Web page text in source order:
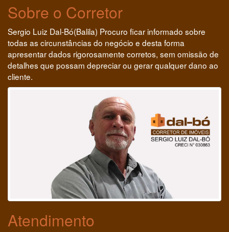
Sobre o Corretor
Sergio Luiz Dal-Bó(Balila) Procuro ficar informado sobre
todas as circunstâncias do negócio e desta forma
apresentar dados rigorosamente corretos, sem omissão de
detalhes que possam depreciar ou gerar qualquer dano ao
cliente.
Atendimento